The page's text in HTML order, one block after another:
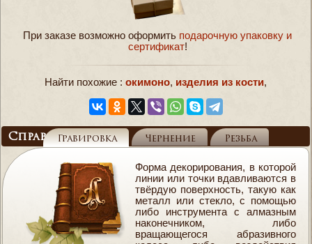
При заказе возможно оформить подарочную упаковку и
сертификат!
Найти похожие : окимоно, изделия из кости,
Справочник
Гравировка Чернение Резьба
Форма декорирования, в которой
линии или точки вдавливаются в
твёрдую поверхность, такую как
металл или стекло, с помощью
либо инструмента с алмазным
наконечником, либо
вращающегося абразивного